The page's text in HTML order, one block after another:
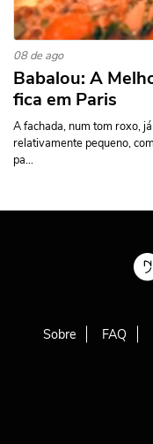
08 de ago
Babalou: A
fica em Paris
A fachada, num tom roxo,
relativamente pequeno,
pa...
Sobre FAQ